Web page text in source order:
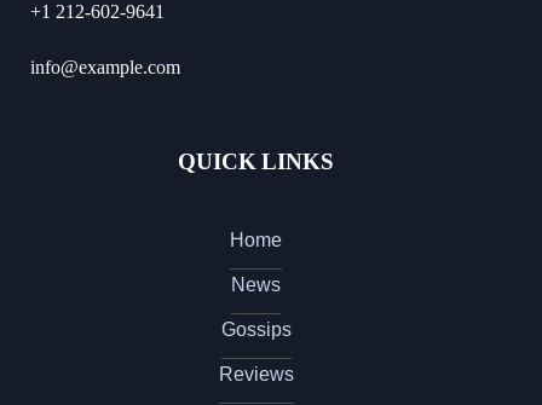
+1 212-602-9641
info@example.com
QUICK LINKS
Home
News
Gossips
Reviews